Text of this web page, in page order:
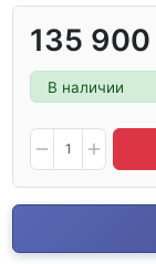
135
В наличии